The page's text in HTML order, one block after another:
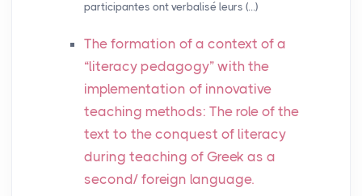
participantes ont verbalisé leurs (…)
The formation of a context of a
“literacy pedagogy” with the
implementation of innovative
teaching methods: The role of the
text to the conquest of literacy
during teaching of Greek as a
second/ foreign language.